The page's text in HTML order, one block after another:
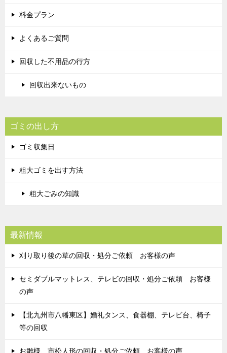
料金プラン
よくあるご質問
回収した不用品の行方
回収出来ないもの
ゴミの出し方
ゴミ収集日
粗大ゴミを出す方法
粗大ごみの知識
最新情報
刈り取り後の草の回収・処分ご依頼 お客様の声
セミダブルマットレス、テレビの回収・処分ご依頼 お客様
の声
【北九州市八幡東区】婚礼タンス、食器棚、テレビ台、椅子
等の回収
お雛様、市松人形の回収・処分ご依頼 お客様の声